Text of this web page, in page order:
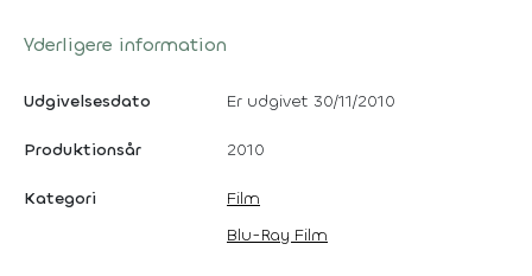
Yderligere information
Udgivelsesdato Er udgivet 30/11/2010
Produktionsår 2010
Kategori
Film
Blu-Ray Film